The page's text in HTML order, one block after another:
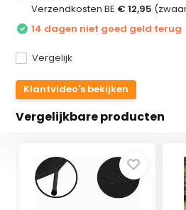
Klantvideo's bekijken
Verzendkosten BE € 12,95
14 dagen niet goed geld terug
Vergelijk
Vergelijkbare producten